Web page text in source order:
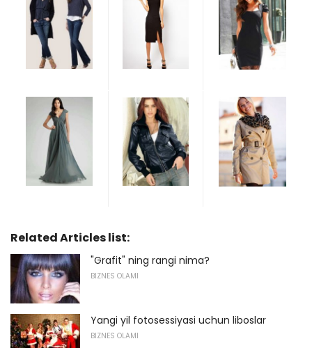
Related Articles list:
"Grafit" ning rangi nima?
BIZNES OLAMI
Yangi yil fotosessiyasi uchun liboslar
BIZNES OLAMI